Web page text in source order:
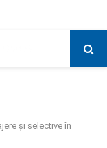
și selective în